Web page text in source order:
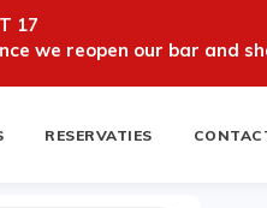
17
we reopen our bar and
RESERVATIES